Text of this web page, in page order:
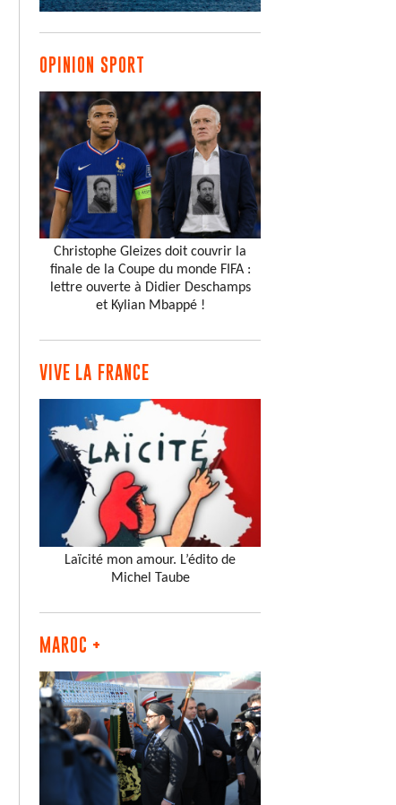
OPINION SPORT
Christophe Gleizes doit couvrir la
finale de la Coupe du monde FIFA :
lettre ouverte à Didier Deschamps
et Kylian Mbappé !
VIVE LA FRANCE
Laïcité mon amour. L’édito de
Michel Taube
MAROC +